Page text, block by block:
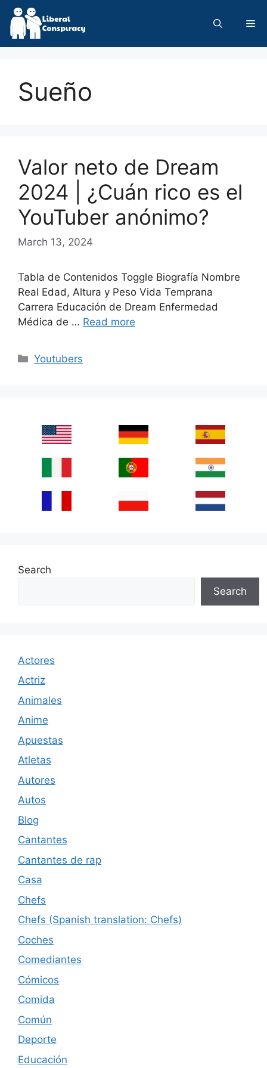
Skip
content
Sueño
Valor neto de Dream
2024 | ¿Cuán rico es el
YouTuber anónimo?
March 13, 2024
Tabla de Contenidos Toggle Biografía Nombre
Real Edad, Altura y Peso Vida Temprana
Carrera Educación de Dream Enfermedad
Médica de … Read more
Categories
Youtubers
Search
Search
Actores
Actriz
Animales
Anime
Apuestas
Atletas
Autores
Autos
Blog
Cantantes
Cantantes de rap
Casa
Chefs
Chefs (Spanish translation: Chefs)
Coches
Comediantes
Cómicos
Comida
Común
Deporte
Educación